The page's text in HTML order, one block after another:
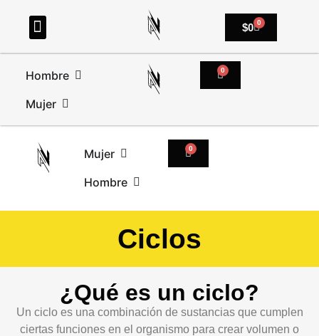
$0 0
Hombre
Mujer
0
Mujer
Hombre
0
Ciclos
¿Qué es un ciclo?
Un ciclo es una combinación de sustancias que cumplen
ciertas funciones en el organismo para crear volumen o